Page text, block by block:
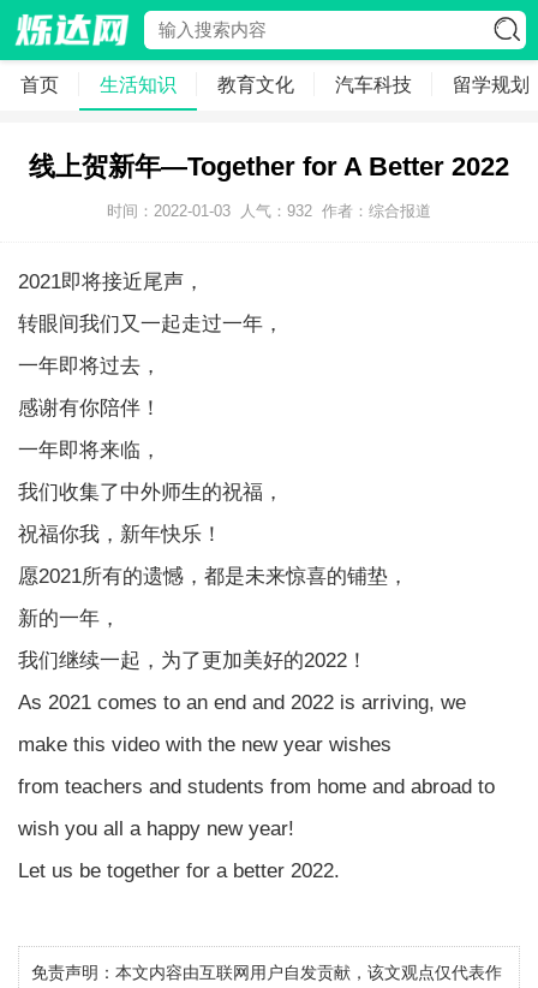
首页 生活知识 教育文化 汽车科技 留学规划
线上贺新年—Together for A Better 2022
时间：2022-01-03 人气： 932 作者：综合报道
2021即将接近尾声，
转眼间我们又一起走过一年，
一年即将过去，
感谢有你陪伴！
一年即将来临，
我们收集了中外师生的祝福，
祝福你我，新年快乐！
愿2021所有的遗憾，都是未来惊喜的铺垫，
新的一年，
我们继续一起，为了更加美好的2022！
As 2021 comes to an end and 2022 is arriving, we
make this video with the new year wishes
from teachers and students from home and abroad to
wish you all a happy new year!
Let us be together for a better 2022.
免责声明：本文内容由互联网用户自发贡献，该文观点仅代表作